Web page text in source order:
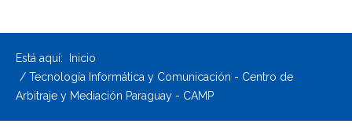
Está aquí:
Inicio
Tecnología Informática y Comunicación - Centro de
Arbitraje y Mediación Paraguay - CAMP